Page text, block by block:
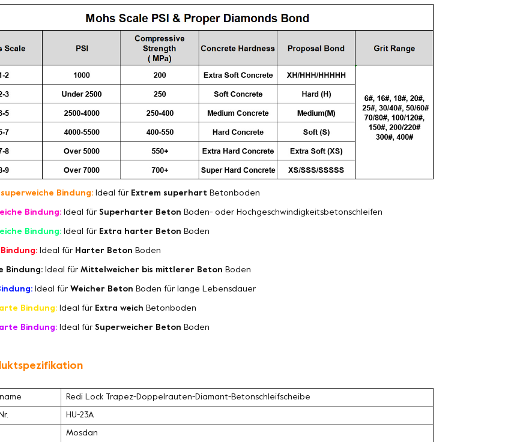
Bindung: Ideal für Extrem superhart Betonboden
Bindung: Ideal für Superharter Beton Boden- oder Hochgeschwindigkeitsbetonschleifen
Bindung: Ideal für Extra harter Beton Boden
Ideal für Harter Beton Boden
Bindung: Ideal für Mittelweicher bis mittlerer Beton Boden
Ideal für Weicher Beton Boden für lange Lebensdauer
Bindung: Ideal für Extra weich Betonboden
Bindung: Ideal für Superweicher Beton Boden
Redi Lock Trapez-Doppelrauten-Diamant-Betonschleifscheibe
HU-23A
Mosdan